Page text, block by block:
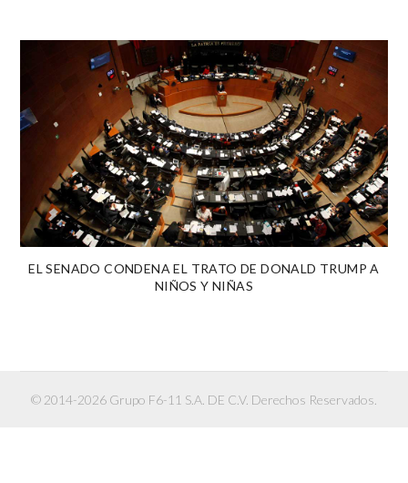
EL SENADO CONDENA EL TRATO DE DONALD TRUMP A
NIÑOS Y NIÑAS
© 2014-2026 Grupo F6-11 S.A. DE C.V. Derechos Reservados.